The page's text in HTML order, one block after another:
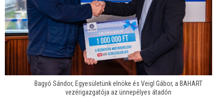
Bagyó Sándor, Egyesületünk elnöke és Veigl Gábor, a BAHART
vezérigazgatója az ünnepélyes átadón